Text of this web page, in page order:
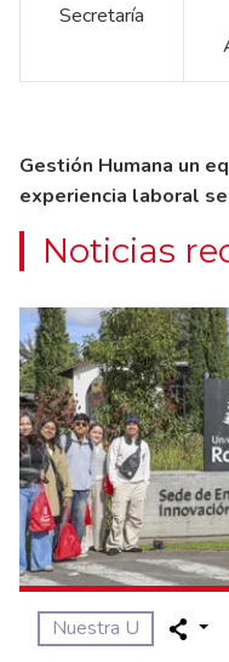
Secretaría
Gestión Humana un
experiencia laboral
Noticias
Nuestra U